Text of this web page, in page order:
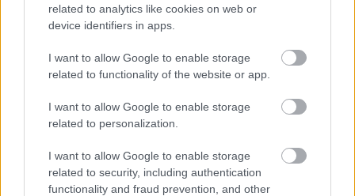
related to analytics like cookies on web or
device identifiers in apps.
I want to allow Google to enable storage
related to functionality of the website or app.
I want to allow Google to enable storage
related to personalization.
I want to allow Google to enable storage
related to security, including authentication
functionality and fraud prevention, and other